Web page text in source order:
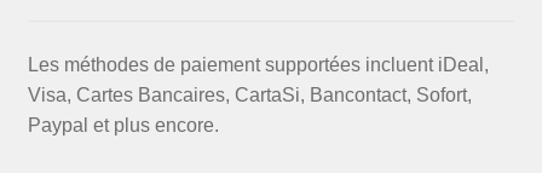
Les méthodes de paiement supportées incluent iDeal,
Visa, Cartes Bancaires, CartaSi, Bancontact, Sofort,
Paypal et plus encore.